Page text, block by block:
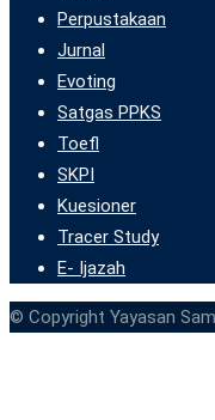
Perpustakaan
Jurnal
Evoting
Satgas PPKS
Toefl
SKPI
Kuesioner
Tracer Study
E- Ijazah
© Copyright Yayasan